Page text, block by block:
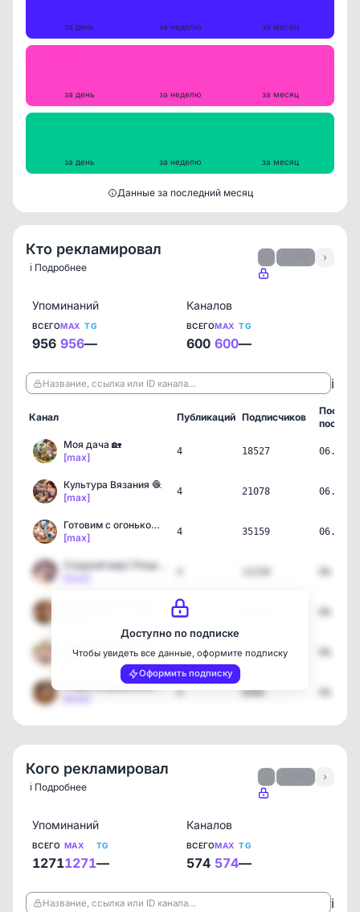
за день за неделю за месяц
за день за неделю за месяц
за день за неделю за месяц
Данные за последний месяц
Кто рекламировал
ℹ️ Подробнее
›
Упоминаний
ВСЕГО
956
MAX
956
TG
—
Каналов
ВСЕГО
600
MAX
600
TG
—
Название, ссылка или ID канала… ℹ️
Канал Публикаций Подписчиков
пост
Моя дача 🏡
[max]
4 18527
Культура Вязания 🧶
[max]
4 21078
Готовим с огоньком! | Ре…
[max]
4 35159
4
[max]
4 49424
Рецепты домохозяек 🥘
4 8988
Доступно по подписке
Чтобы увидеть все данные, оформите подписку
Оформить подписку
Кого рекламировал
ℹ️ Подробнее
›
Упоминаний
ВСЕГО
1271
MAX
1271
TG
—
Каналов
ВСЕГО
574
MAX
574
TG
—
Название, ссылка или ID канала… ℹ️